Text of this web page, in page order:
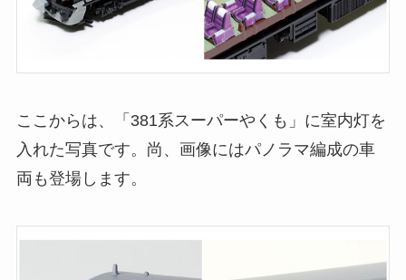
ここからは、「381系スーパーやくも」に室内灯を
入れた写真です。尚、画像にはパノラマ編成の車
両も登場します。